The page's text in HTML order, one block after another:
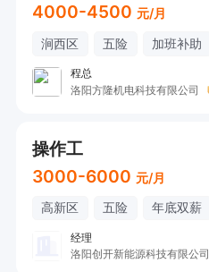
4000-4500 元/月
涧西区 五险 加班补助
程总
洛阳方隆机电科技有限公司
操作工
3000-6000 元/月
高新区 五险 年底双薪
经理
洛阳创开新能源科技有限公司